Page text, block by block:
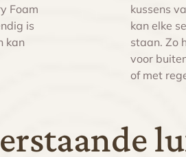
Foam
is
kan
kussens
kan elke
staan. Zo
voor
of met